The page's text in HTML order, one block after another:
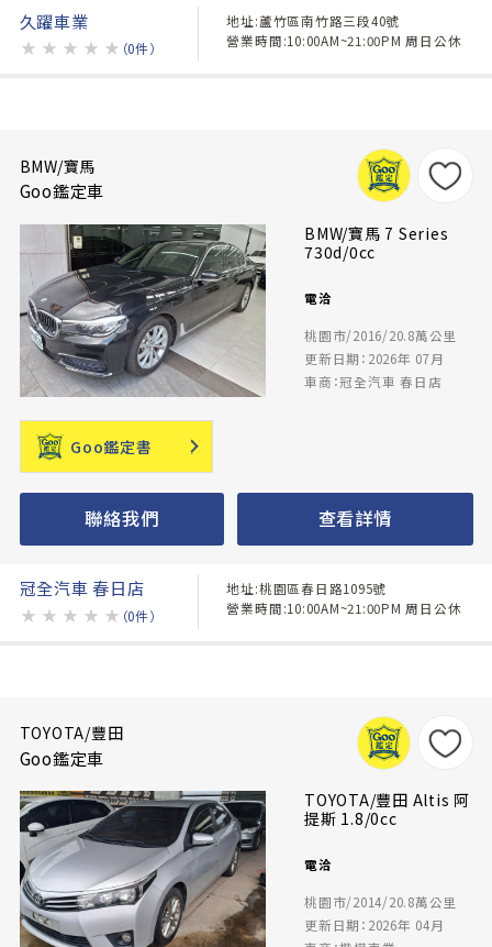
久躍車業
★ ★ ★ ★ ★ （0件）
地址:蘆竹區南竹路三段40號
營業時間:10:00AM~21:00PM 周日公休
BMW/寶馬
Goo鑑定車
BMW/寶馬 7 Series
730d/0cc
電洽
桃園市/2016/20.8萬公里
更新日期：2026年 07月
車商：冠全汽車 春日店
Goo鑑定書
聯絡我們 查看詳情
冠全汽車 春日店
★ ★ ★ ★ ★ （0件）
地址:桃園區春日路1095號
營業時間:10:00AM~21:00PM 周日公休
TOYOTA/豐田
Goo鑑定車
TOYOTA/豐田 Altis 阿
提斯 1.8/0cc
電洽
桃園市/2014/20.8萬公里
更新日期：2026年 04月